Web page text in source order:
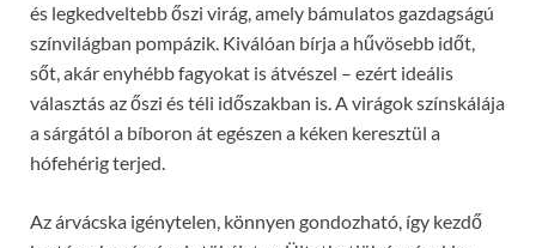
és legkedveltebb őszi virág, amely bámulatos gazdagságú
színvilágban pompázik. Kiválóan bírja a hűvösebb időt,
sőt, akár enyhébb fagyokat is átvészel – ezért ideális
választás az őszi és téli időszakban is. A virágok színskálája
a sárgától a bíboron át egészen a kéken keresztül a
hófehérig terjed.
Az árvácska igénytelen, könnyen gondozható, így kezdő